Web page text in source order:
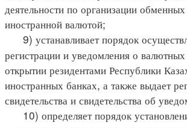
деятельности по организации
иностранной валютой;
9) устанавливает порядок
регистрации и уведомления о
открытии резидентами Республики
иностранных банках, а также выдает
свидетельства и свидетельства об
10) определяет порядок